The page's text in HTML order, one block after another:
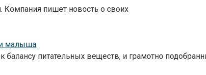
Компания пишет новость о своих
малыша
балансу питательных веществ, и грамотно